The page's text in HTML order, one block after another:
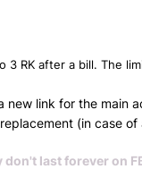
RK after a bill. The
link for the main
(in case of
don't last forever on